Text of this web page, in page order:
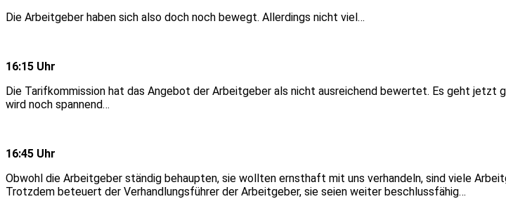
Die Arbeitgeber haben sich also doch noch bewegt. Allerdings nicht viel…
16:15 Uhr
Die Tarifkommission hat das Angebot der Arbeitgeber als nicht ausreichend bewertet. Es geht jetzt
wird noch spannend…
16:45 Uhr
Obwohl die Arbeitgeber ständig behaupten, sie wollten ernsthaft mit uns verhandeln, sind viele
Trotzdem beteuert der Verhandlungsführer der Arbeitgeber, sie seien weiter beschlussfähig…